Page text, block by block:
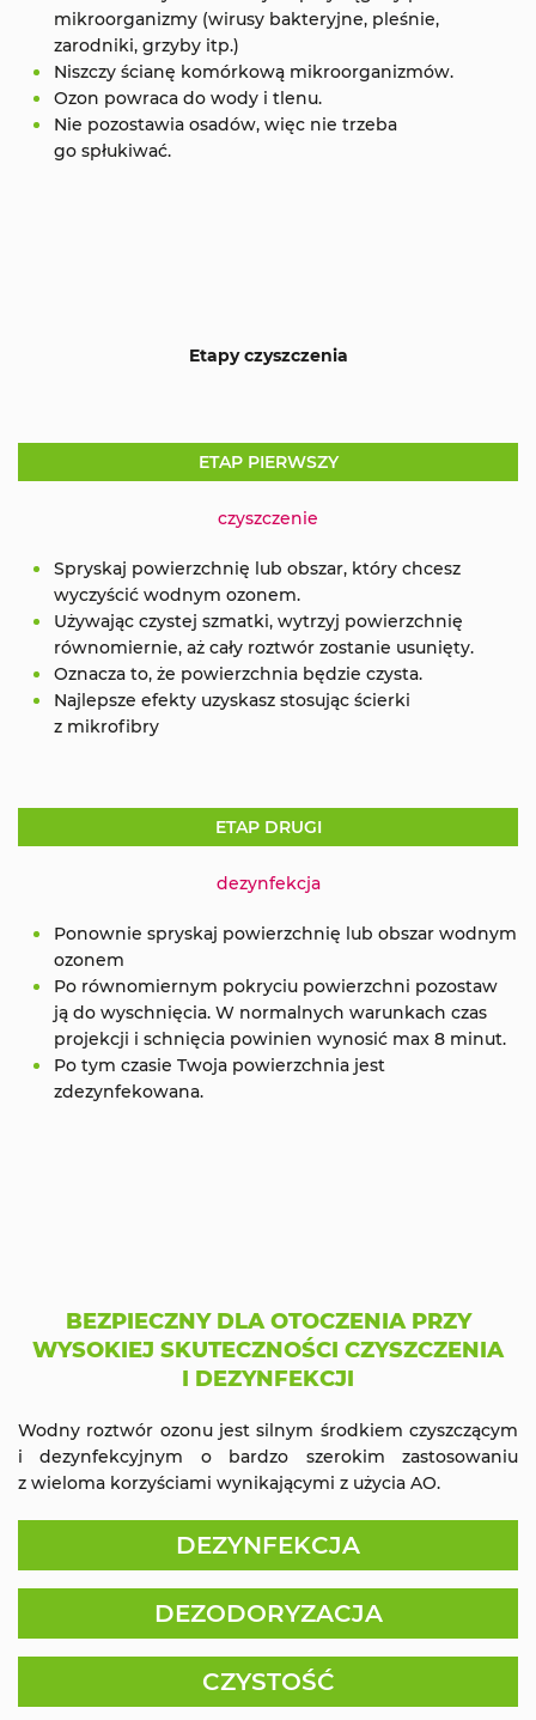
mikroorganizmy (wirusy bakteryjne, pleśnie,
zarodniki, grzyby itp.)
Niszczy ścianę komórkową mikroorganizmów.
Ozon powraca do wody i tlenu.
Nie pozostawia osadów, więc nie trzeba
go spłukiwać.
Etapy czyszczenia
ETAP PIERWSZY
czyszczenie
Spryskaj powierzchnię lub obszar, który chcesz
wyczyścić wodnym ozonem.
Używając czystej szmatki, wytrzyj powierzchnię
równomiernie, aż cały roztwór zostanie usunięty.
Oznacza to, że powierzchnia będzie czysta.
Najlepsze efekty uzyskasz stosując ścierki
z mikrofibry
ETAP DRUGI
dezynfekcja
Ponownie spryskaj powierzchnię lub obszar wodnym
ozonem
Po równomiernym pokryciu powierzchni pozostaw
ją do wyschnięcia. W normalnych warunkach czas
projekcji i schnięcia powinien wynosić max 8 minut.
Po tym czasie Twoja powierzchnia jest
zdezynfekowana.
BEZPIECZNY DLA OTOCZENIA PRZY
WYSOKIEJ SKUTECZNOŚCI CZYSZCZENIA
I DEZYNFEKCJI
Wodny roztwór ozonu jest silnym środkiem czyszczącym
i dezynfekcyjnym o bardzo szerokim zastosowaniu
z wieloma korzyściami wynikającymi z użycia AO.
DEZYNFEKCJA
DEZODORYZACJA
CZYSTOŚĆ